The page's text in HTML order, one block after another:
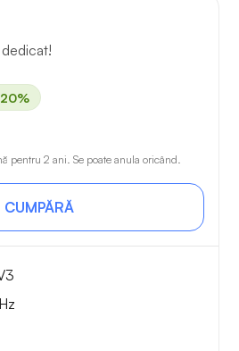
pentru 2 ani. Se poate anula oricând.
CUMPĂRĂ